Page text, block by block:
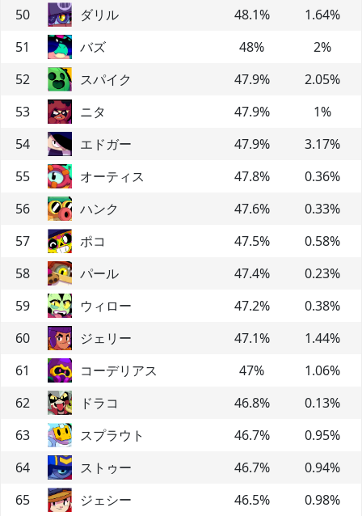
50
ダリル 48.1% 1.64%
51
バズ 48% 2%
52
スパイク 47.9% 2.05%
53
ニタ 47.9% 1%
54
エドガー 47.9% 3.17%
55
オーティス 47.8% 0.36%
56
ハンク 47.6% 0.33%
57
ポコ 47.5% 0.58%
58
パール 47.4% 0.23%
59
ウィロー 47.2% 0.38%
60
ジェリー 47.1% 1.44%
61
コーデリアス 47% 1.06%
62
ドラコ 46.8% 0.13%
63
スプラウト 46.7% 0.95%
64
ストゥー 46.7% 0.94%
65
ジェシー 46.5% 0.98%